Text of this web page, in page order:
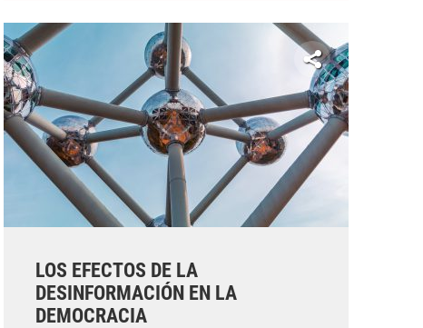
LOS EFECTOS DE LA
DESINFORMACIÓN EN LA
DEMOCRACIA